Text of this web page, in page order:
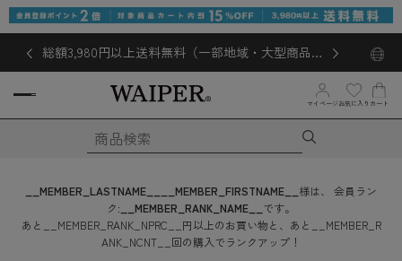
総額3,980円以上送料無料（一部地域・大型商品対
マイページ お気に入り カート
__MEMBER_LASTNAME__ __MEMBER_FIRSTNAME__ 様は、
会員ラン
ク: __MEMBER_RANK_NAME__ です。
あと
__MEMBER_RANK_NPRC__ 円以上のお買い物と、あと
__MEMBER_R
ANK_NCNT__ 回の購入でランクアップ！